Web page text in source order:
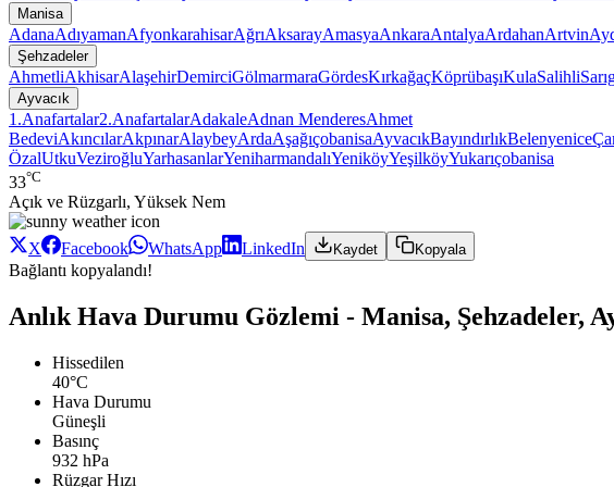
Manisa
AdanaAdıyamanAfyonkarahisarAğrıAksarayAmasyaAnkaraAntalyaArdahanArtvin
Şehzadeler
AhmetliAkhisarAlaşehirDemirciGölmarmaraGördesKırkağaçKöprübaşıKulaSalihli
Ayvacık
1.Anafartalar2.AnafartalarAdakaleAdnan MenderesAhmet
BedeviAkıncılarAkpınarAlaybeyArdaAşağıçobanisaAyvacıkBayındırlıkBelenyenice
ÖzalUtkuVeziroğluYarhasanlarYeniharmandalıYeniköyYeşilköyYukarıçobanisa
33°C
Açık ve Rüzgarlı, Yüksek Nem
X Facebook WhatsApp LinkedIn Kaydet Kopyala
Bağlantı kopyalandı!
Anlık Hava Durumu Gözlemi - Manisa, Şehzadeler,
Hissedilen
40°C
Hava Durumu
Güneşli
Basınç
932 hPa
Rüzgar Hızı